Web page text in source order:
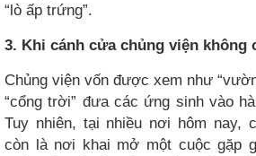
“lò ấp trứng”.
3. Khi cánh cửa chủng viện không
Chủng viện vốn được xem như
“cổng trời” đưa các ứng sinh vào
Tuy nhiên, tại nhiều nơi hôm nay,
còn là nơi khai mở một cuộc gặp